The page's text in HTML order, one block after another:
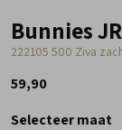
Bunnies JR
222105 500 Ziva
59,90
Selecteer maat